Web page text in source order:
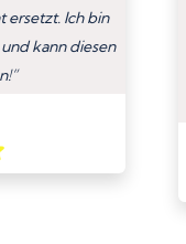
ersetzt. Ich bin
kann diesen